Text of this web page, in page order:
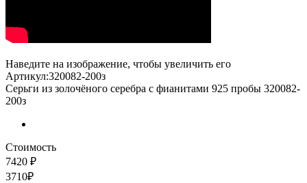
Наведите на изображение, чтобы увеличить его
Артикул:320082-200з
Серьги из золочёного серебра с фианитами 925 пробы 320082-
200з
Стоимость
7420 ₽
3710₽